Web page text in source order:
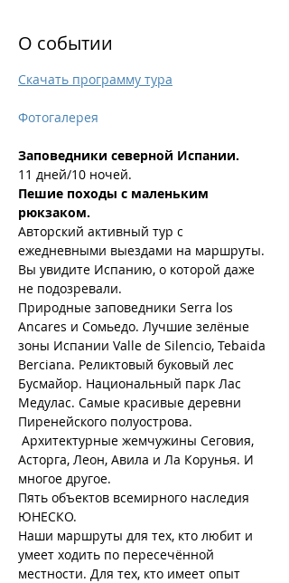
О событии
Скачать программу тура
Фотогалерея
Заповедники северной Испании.
11 дней/10 ночей.
Пешие походы с маленьким
рюкзаком.
Авторский активный тур с
ежедневными выездами на маршруты.
Вы увидите Испанию, о которой даже
не подозревали.
Природные заповедники Serra los
Ancares и Сомьедо. Лучшие зелёные
зоны Испании Valle de Silencio, Tebaida
Berciana. Реликтовый буковый лес
Бусмайор. Национальный парк Лас
Медулас. Самые красивые деревни
Пиренейского полуострова.
Архитектурные жемчужины Сеговия,
Асторга, Леон, Авила и Ла Корунья. И
многое другое.
Пять объектов всемирного наследия
ЮНЕСКО.
Наши маршруты для тех, кто любит и
умеет ходить по пересечённой
местности. Для тех, кто имеет опыт